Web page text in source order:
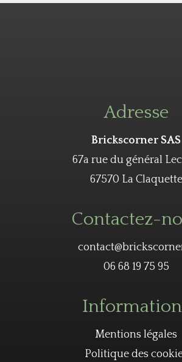
Adresse
Brickscorner SAS
67a rue du général
67570 La Claquette
Contactez-
06 68 19 75 95
Mentions légales
Politique des